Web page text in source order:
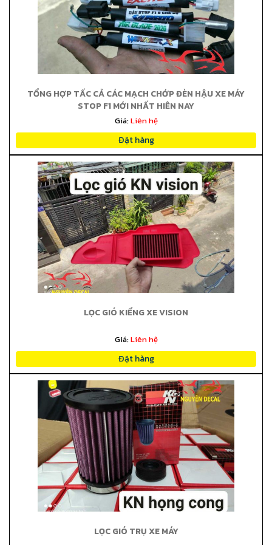
TỔNG HỢP TẤC CẢ CÁC MẠCH CHỚP ĐÈN HẬU XE MÁY
STOP F1 MỚI NHẤT HIỆN NAY
Giá:Liên hệ
Đặt hàng
LỌC GIÓ KIỂNG XE VISION
Giá:Liên hệ
Đặt hàng
LỌC GIÓ TRỤ XE MÁY